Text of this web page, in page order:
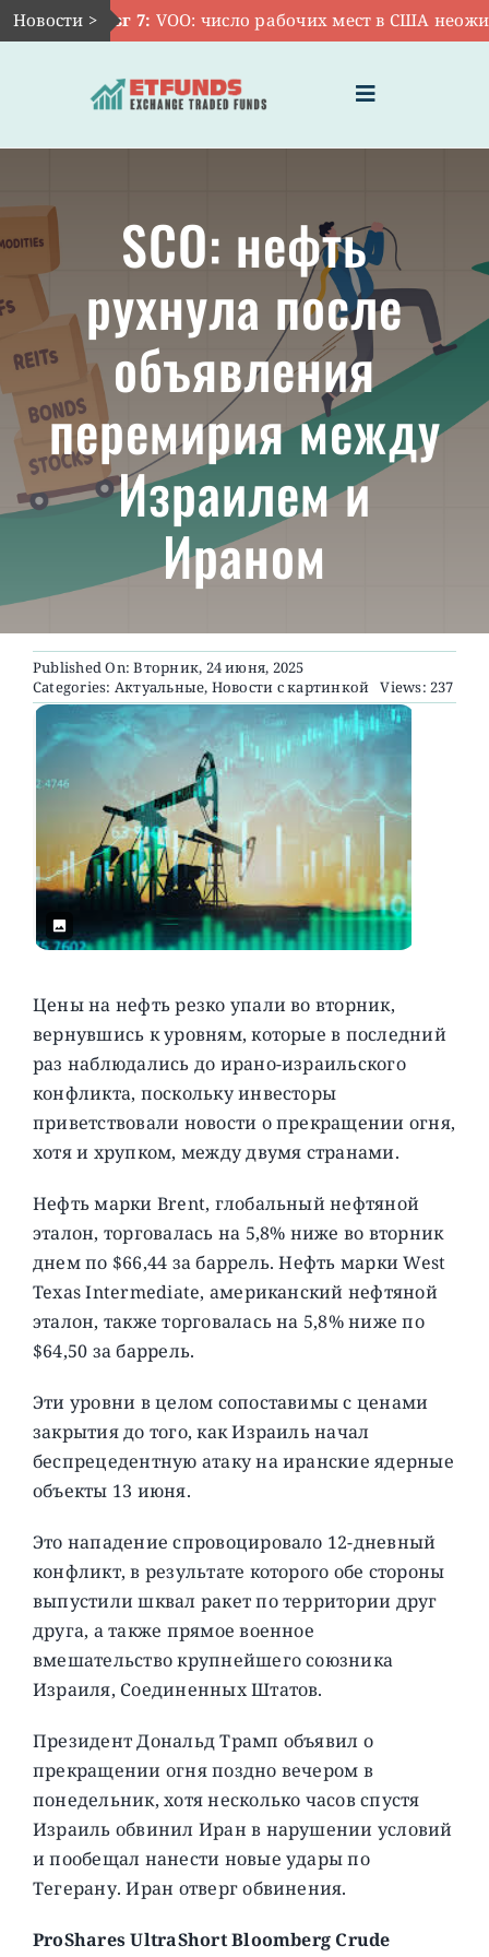
Skip
to
Новости >Авг 7:VOO: число рабочих мест в США
Toggle
Navigation
ЧТО ТАКОЕ ETF
ИНВЕСТИЦИИ В ETF
ТЕМАТИЧЕСКИЕ ETF
АКТУАЛЬНЫЕ
SCO: нефть
рухнула после
объявления
перемирия между
Израилем и
Ираном
Published On: Вторник, 24 июня, 2025
Categories: Актуальные, Новости с картинкой Views: 237
Цены на нефть резко упали во вторник,
вернувшись к уровням, которые в последний
раз наблюдались до ирано-израильского
конфликта, поскольку инвесторы
приветствовали новости о прекращении огня,
хотя и хрупком, между двумя странами.
Нефть марки Brent, глобальный нефтяной
эталон, торговалась на 5,8% ниже во вторник
днем ​​по $66,44 за баррель. Нефть марки West
Texas Intermediate, американский нефтяной
эталон, также торговалась на 5,8% ниже по
$64,50 за баррель.
Эти уровни в целом сопоставимы с ценами
закрытия до того, как Израиль начал
беспрецедентную атаку на иранские ядерные
объекты 13 июня.
Это нападение спровоцировало 12-дневный
конфликт, в результате которого обе стороны
выпустили шквал ракет по территории друг
друга, а также прямое военное
вмешательство крупнейшего союзника
Израиля, Соединенных Штатов.
Президент Дональд Трамп объявил о
прекращении огня поздно вечером в
понедельник, хотя несколько часов спустя
Израиль обвинил Иран в нарушении условий
и пообещал нанести новые удары по
Тегерану. Иран отверг обвинения.
ProShares UltraShort Bloomberg Crude